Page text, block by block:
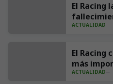
El Racing
Andrés
ACTUALIDAD
El Racing
más
redes con
ACTUALIDAD